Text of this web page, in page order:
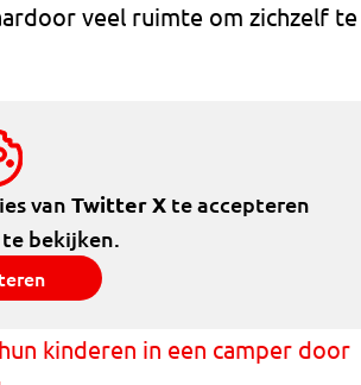
veel ruimte om zichzelf te
van Twitter Xte accepteren
bekijken.
kinderen in een camper door